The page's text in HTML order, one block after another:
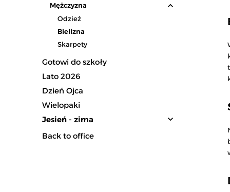
Mężczyzna
expand_less
Odzież
Bielizna
Skarpety
Gotowi do szkoły
Lato 2026
Dzień Ojca
Wielopaki
Jesień - zima
expand_more
Back to office